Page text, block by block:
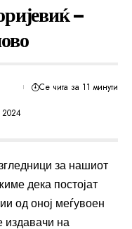
–
2024
Се чита за 11 минути
за нашиот
дека постојат
од оној меѓувоен
издавачи на